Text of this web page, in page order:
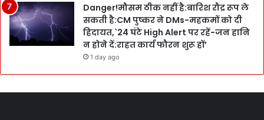
Danger!मौसम ठीक नहीं है:बारिश रौद्र रूप ले
सकती है:CM पुष्कर ने DMs-महकमों को दी
हिदायत,`24 घंटे High Alert पर रहें-जन हानि
न होने दें:राहत कार्य फौरन शुरू हों’
1 day ago